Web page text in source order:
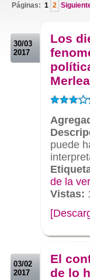
Páginas: 1 2
30/03
2017
Los
puede
de la
Vistas:
03/02
2017
El
de lo